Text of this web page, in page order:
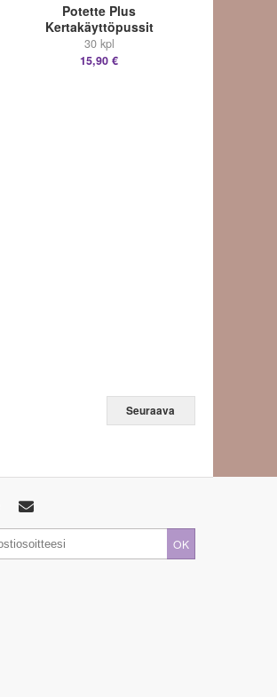
Potette Plus
Kertakäyttöpussit
30 kpl
15,90 €
Seuraava
OK